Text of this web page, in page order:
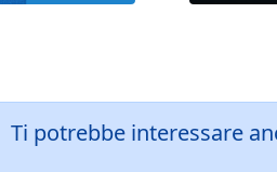
Ti potrebbe interessare